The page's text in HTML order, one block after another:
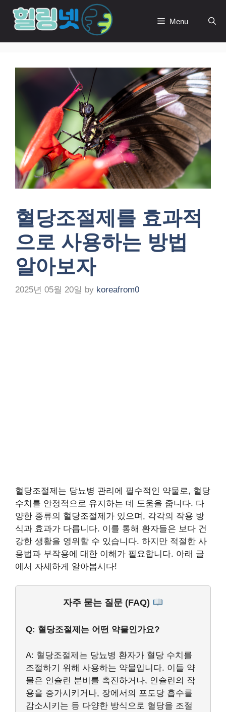
content
Menu
혈당조절제를 효과적
으로 사용하는 방법
알아보자
2025년 05월 20일 by koreafrom0
혈당조절제는 당뇨병 관리에 필수적인 약물로, 혈당
수치를 안정적으로 유지하는 데 도움을 줍니다. 다
양한 종류의 혈당조절제가 있으며, 각각의 작용 방
식과 효과가 다릅니다. 이를 통해 환자들은 보다 건
강한 생활을 영위할 수 있습니다. 하지만 적절한 사
용법과 부작용에 대한 이해가 필요합니다. 아래 글
에서 자세하게 알아봅시다!
자주 묻는 질문 (FAQ)
Q: 혈당조절제는 어떤 약물인가요?
A: 혈당조절제는 당뇨병 환자가 혈당 수치를
조절하기 위해 사용하는 약물입니다. 이들 약
물은 인슐린 분비를 촉진하거나, 인슐린의 작
용을 증가시키거나, 장에서의 포도당 흡수를
감소시키는 등 다양한 방식으로 혈당을 조절